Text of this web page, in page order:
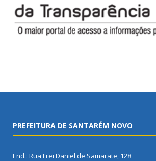
PREFEITURA DE SANTARÉM NOVO
End.: Rua Frei Daniel de Samarate, 128